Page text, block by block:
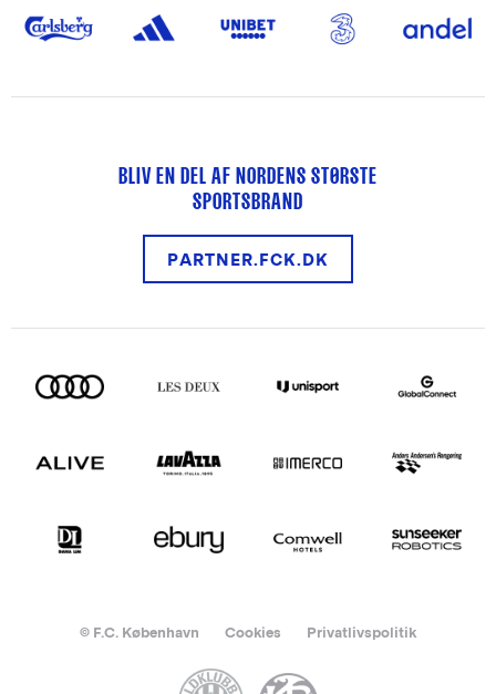
BLIV EN DEL AF NORDENS STØRSTE
SPORTSBRAND
PARTNER.FCK.DK
© F.C. København Cookies Privatlivspolitik